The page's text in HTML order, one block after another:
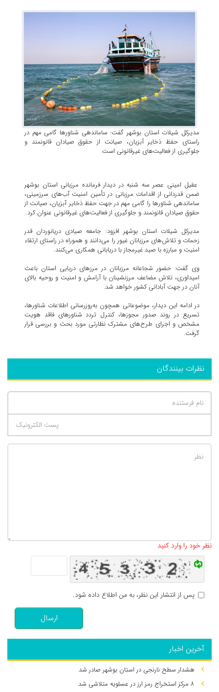
مدیرکل شیلات استان بوشهر گفت: ساماندهی شناورها گامی مهم در
راستای حفظ ذخایر آبزیان، صیانت از حقوق صیادان قانونمند و
جلوگیری از فعالیت‌های غیرقانونی است.
عقیل امینی عصر سه شنبه در دیدار فرمانده مرزبانی استان بوشهر
ضمن قدردانی از اقدامات مرزبانی در تأمین امنیت آب‌های سرزمینی،
ساماندهی شناورها را گامی مهم در جهت حفظ ذخایر آبزیان، صیانت از
حقوق صیادان قانونمند و جلوگیری از فعالیت‌های غیرقانونی عنوان کرد.
مدیرکل شیلات استان بوشهر افزود: جامعه صیادی دریانوردان قدر
زحمات و تلاش‌های مرزبانان غیور را می‌دانند و هموراه در راستای ارتقاء
امنیت و مبارزه با صید غیرمجاز با دریابانی همکاری می‌کنند.
وی گفت: حضور شجاعانه مرزبانان در مرزهای دریایی استان باعث
امیداوری، تلاش مضاعف مرزنشینان با آرامش و امنیت و روحیه بالای
آنان در جهت آبادانی کشور خواهد شد.
در ادامه این دیدار، موضوعاتی همچون به‌روزرسانی اطلاعات شناورها،
تسریع در روند صدور مجوزها، کنترل تردد شناورهای فاقد هویت
مشخص و اجرای طرح‌های مشترک نظارتی مورد بحث و بررسی قرار
گرفت.
نظرات بینندگان
نظر خود را وارد کنید
پس از انتشار این نظر، به من اطلاع داده شود.
ارسال
آخرین اخبار
هشدار سطح نارنجی در استان بوشهر صادر شد
۸ مرکز استخراج رمز ارز در عسلویه متلاشی شد